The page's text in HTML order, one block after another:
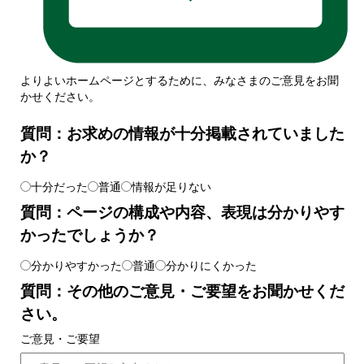
よりよいホームページとするために、みなさまのご意見をお聞
かせください。
質問：お求めの情報が十分掲載されていました
か？
十分だった 普通 情報が足りない
質問：ページの構成や内容、表現は分かりやす
かったでしょうか？
分かりやすかった 普通 分かりにくかった
質問：その他のご意見・ご要望をお聞かせくだ
さい。
ご意見・ご要望